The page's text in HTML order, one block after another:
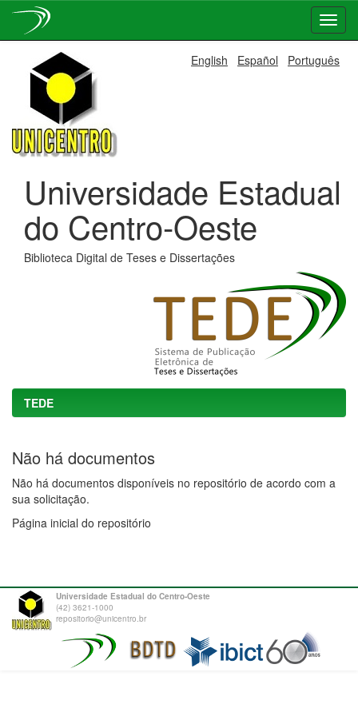
navigation
English Español Português
Universidade Estadual
do Centro-Oeste
Biblioteca Digital de Teses e Dissertações
TEDE
Não há documentos
Não há documentos disponíveis no repositório de acordo com a
sua solicitação.
Página inicial do repositório
Universidade Estadual do Centro-Oeste
(42) 3621-1000
repositorio@unicentro.br